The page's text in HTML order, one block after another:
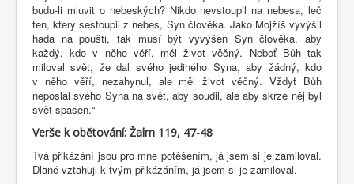
budu-li mluvit o nebeských? Nikdo nevstoupil na nebesa, leč
ten, který sestoupil z nebes, Syn člověka. Jako Mojžíš vyvýšil
hada na poušti, tak musí být vyvýšen Syn člověka, aby
každý, kdo v něho věří, měl život věčný. Neboť Bůh tak
miloval svět, že dal svého jediného Syna, aby žádný, kdo
v něho věří, nezahynul, ale měl život věčný. Vždyť Bůh
neposlal svého Syna na svět, aby soudil, ale aby skrze něj byl
svět spasen.“
Verše k obětování: Žalm 119, 47-48
Tvá přikázání jsou pro mne potěšením, já jsem si je zamiloval.
Dlaně vztahuji k tvým přikázáním, já jsem si je zamiloval.